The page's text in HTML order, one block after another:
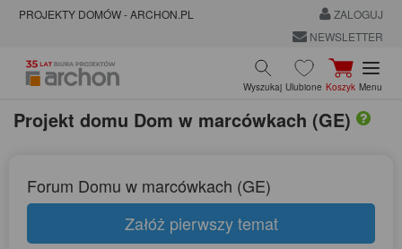
PROJEKTY DOMÓW - ARCHON.PL
ZALOGUJ
NEWSLETTER
Wyszukaj Ulubione Koszyk Menu
Projekt domu Dom w marcówkach (GE)
Forum Domu w marcówkach (GE)